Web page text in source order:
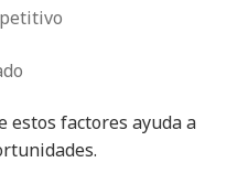
estos factores ayuda a